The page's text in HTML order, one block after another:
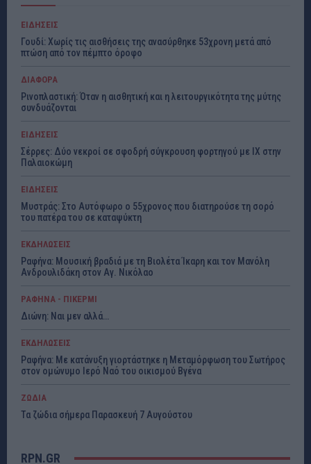
ΕΙΔΗΣΕΙΣ
Γουδί: Χωρίς τις αισθήσεις της ανασύρθηκε 53χρονη μετά από
πτώση από τον πέμπτο όροφο
ΔΙΑΦΟΡΑ
Ρινοπλαστική: Όταν η αισθητική και η λειτουργικότητα της μύτης
συνδυάζονται
ΕΙΔΗΣΕΙΣ
Σέρρες: Δύο νεκροί σε σφοδρή σύγκρουση φορτηγού με ΙΧ στην
Παλαιοκώμη
ΕΙΔΗΣΕΙΣ
Μυστράς: Στο Αυτόφωρο ο 55χρονος που διατηρούσε τη σορό
του πατέρα του σε καταψύκτη
ΕΚΔΗΛΩΣΕΙΣ
Ραφήνα: Μουσική βραδιά με τη Βιολέτα Ίκαρη και τον Μανόλη
Ανδρουλιδάκη στον Αγ. Νικόλαο
ΡΑΦΗΝΑ - ΠΙΚΕΡΜΙ
Διώνη: Ναι μεν αλλά…
ΕΚΔΗΛΩΣΕΙΣ
Ραφήνα: Με κατάνυξη γιορτάστηκε η Μεταμόρφωση του Σωτήρος
στον ομώνυμο Ιερό Ναό του οικισμού Βγένα
ΖΩΔΙΑ
Τα ζώδια σήμερα Παρασκευή 7 Αυγούστου
RPN.GR